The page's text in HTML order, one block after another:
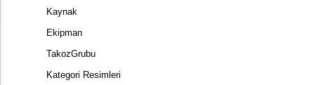
Kaynak
Ekipman
TakozGrubu
Kategori Resimleri